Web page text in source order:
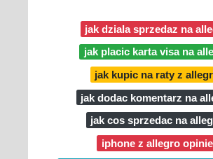
jak dziala sprzedaz na
jak placic karta visa na
jak kupic na raty z
jak dodac komentarz na
jak cos sprzedac na
iphone z allegro opinie